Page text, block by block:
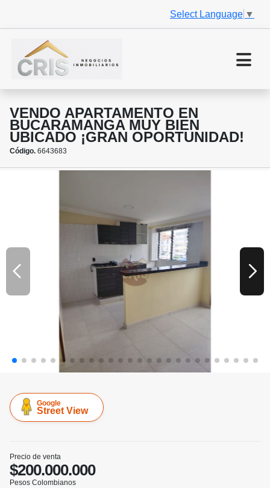
Select Language ▼
VENDO APARTAMENTO EN
BUCARAMANGA MUY BIEN
UBICADO ¡GRAN OPORTUNIDAD!
Código. 6643683
Google
Street View
Precio de venta
$200.000.000
Pesos Colombianos